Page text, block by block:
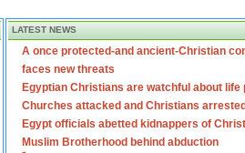
LATEST NEWS
A once protected-and ancient-Christian
faces new threats
Egyptian Christians are watchful about life
Churches attacked and Christians
Egypt officials abetted kidnappers of
Muslim Brotherhood behind abduction